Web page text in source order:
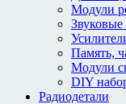
Модули
Память,
Модули
DIY
Радиодетали